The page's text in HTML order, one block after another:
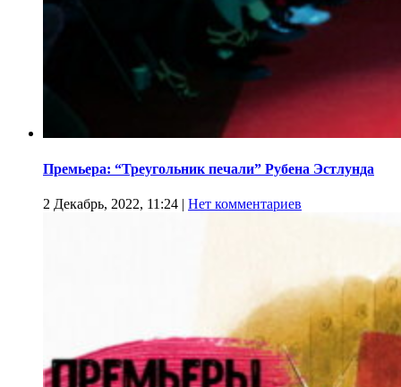
Премьера: “Треугольник печали” Рубена Эстлунда
2 Декабрь, 2022, 11:24 | Нет комментариев